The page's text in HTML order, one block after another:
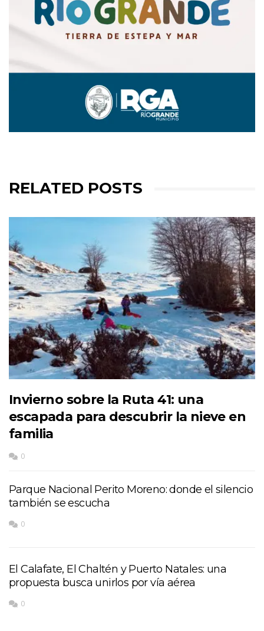
RELATED POSTS
Invierno sobre la Ruta 41: una
escapada para descubrir la nieve en
familia
0
Parque Nacional Perito Moreno: donde el silencio
también se escucha
0
El Calafate, El Chaltén y Puerto Natales: una
propuesta busca unirlos por vía aérea
0